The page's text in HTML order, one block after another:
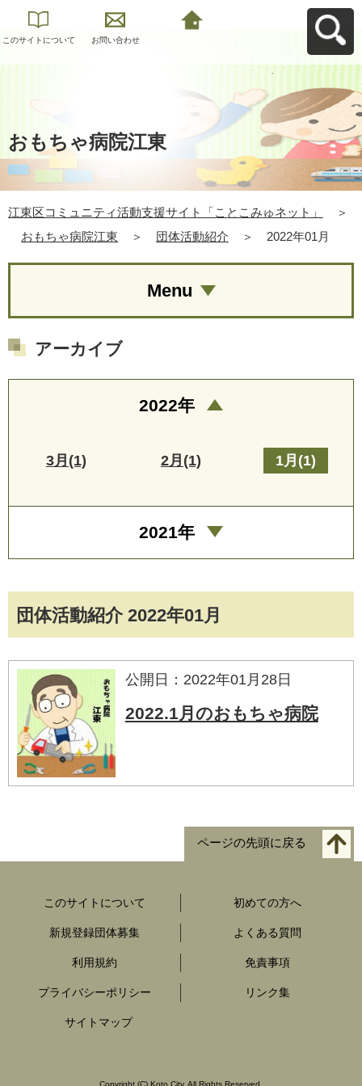
このサイトについて お問い合わせ
おもちゃ病院江東
江東区コミュニティ活動支援サイト「ことこみゅネット」
＞
おもちゃ病院江東
＞ 団体活動紹介 ＞ 2022年01月
団体活動紹介 2022年01月
公開日：2022年01月28日
2022.1月のおもちゃ病院
Menu
アーカイブ
2022年
3月(1) 2月(1) 1月(1)
2021年
ページの先頭に戻る
このサイトについて 初めての方へ
新規登録団体募集 よくある質問
利用規約 免責事項
プライバシーポリシー リンク集
サイトマップ